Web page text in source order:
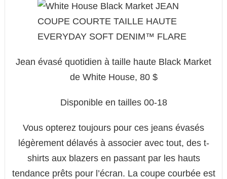
Jean évasé quotidien à taille haute Black Market
de White House, 80 $
Disponible en tailles 00-18
Vous opterez toujours pour ces jeans évasés
légèrement délavés à associer avec tout, des t-
shirts aux blazers en passant par les hauts
tendance prêts pour l’écran. La coupe courbée est